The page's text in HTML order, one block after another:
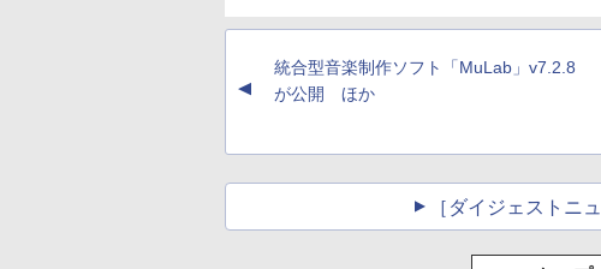
ブロックス | オンラ
10/mac対応|PC2台
ロブロ
Labo)
もコン
非エン
のAIコ
テリー、広告なし、
チディスプレイ電子
ック、16GB、広告な
調節ラ
告なし
▲
統合型音楽制作ソフト「MuLab」v7.2.8
が公開 ほか
［ダイジェストニ